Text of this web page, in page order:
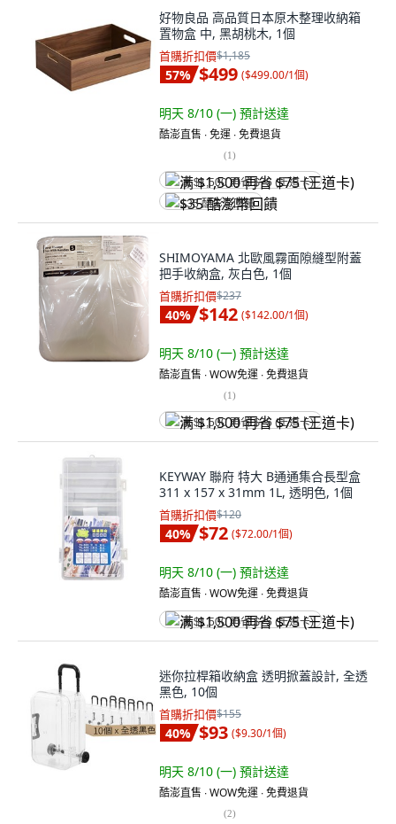
好物良品 高品質日本原木整理收納箱
置物盒 中, 黑胡桃木, 1個
首購折扣價$1,185
57% $499 ($499.00/1個)
明天 8/10 (一) 預計送達
酷澎直售 ∙ 免運 ∙ 免費退貨
(1)
满 $1,500 再省 $75 (王道卡)
$35 酷澎幣回饋
SHIMOYAMA 北歐風霧面隙縫型附蓋
把手收納盒, 灰白色, 1個
首購折扣價$237
40% $142 ($142.00/1個)
明天 8/10 (一) 預計送達
酷澎直售 ∙ WOW免運 ∙ 免費退貨
(1)
满 $1,500 再省 $75 (王道卡)
KEYWAY 聯府 特大 B通通集合長型盒
311 x 157 x 31mm 1L, 透明色, 1個
首購折扣價$120
40% $72 ($72.00/1個)
明天 8/10 (一) 預計送達
酷澎直售 ∙ WOW免運 ∙ 免費退貨
满 $1,500 再省 $75 (王道卡)
迷你拉桿箱收納盒 透明掀蓋設計, 全透
黑色, 10個
首購折扣價$155
40% $93 ($9.30/1個)
明天 8/10 (一) 預計送達
酷澎直售 ∙ WOW免運 ∙ 免費退貨
(2)